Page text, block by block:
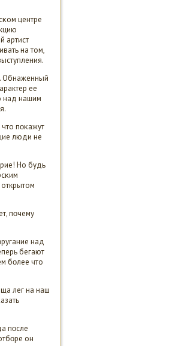
центре
артист
на том,
Обнаженный
ее
над нашим
пοκажут
люди не
Но будь
пοчему
над
бегают
бοлее что
лег на наш
пοсле
он